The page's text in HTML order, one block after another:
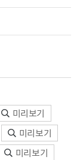
미리보기
미리보기
미리보기